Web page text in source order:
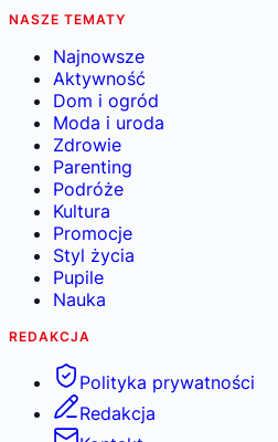
NASZE TEMATY
Najnowsze
Aktywność
Dom i ogród
Moda i uroda
Zdrowie
Parenting
Podróże
Kultura
Promocje
Styl życia
Pupile
Nauka
REDAKCJA
Polityka prywatności
Redakcja